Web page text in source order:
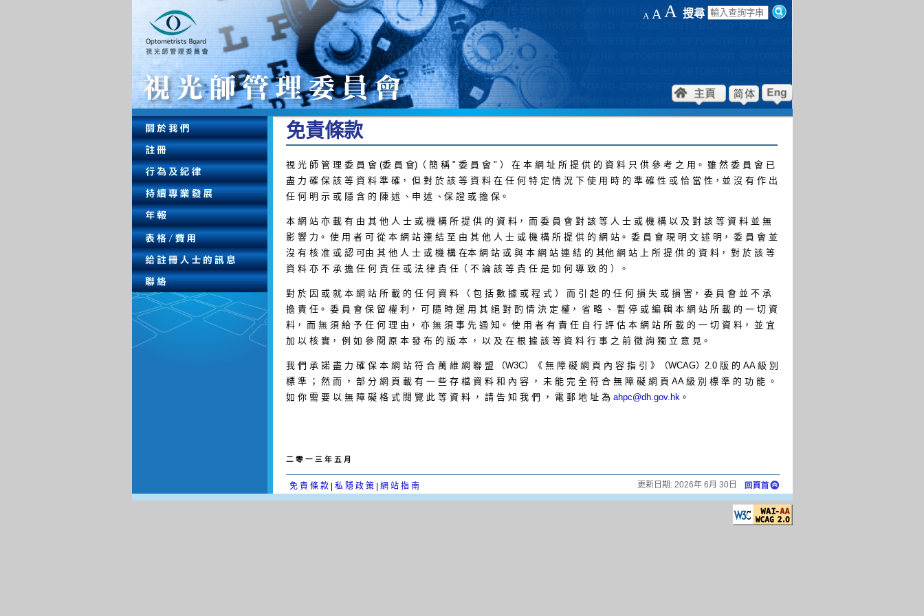
A A A 搜尋
免 責 條 款
視 光 師 管 理 委 員 會 (委 員 會)（ 簡 稱 " 委 員 會 " ） 在 本 網 址 所 提 供 的 資 料 只 供 參 考 之 用。 雖 然 委 員 會 已
盡 力 確 保 該 等 資 料 準 確， 但 對 於 該 等 資 料 在 任 何 特 定 情 況 下 使 用 時 的 準 確 性 或 恰 當 性，並 沒 有 作 出
任 何 明 示 或 隱 含 的 陳 述 、申 述 、保 證 或 擔 保。
本 網 站 亦 載 有 由 其 他 人 士 或 機 構 所 提 供 的 資 料， 而 委 員 會 對 該 等 人 士 或 機 構 以 及 對 該 等 資 料 並 無
影 響 力。 使 用 者 可 從 本 網 站 連 結 至 由 其 他 人 士 或 機 構 所 提 供 的 網 站。 委 員 會 現 明 文 述 明， 委 員 會 並
沒 有 核 准 或 認 可由 其 他 人 士 或 機 構 在本 網 站 或 與 本 網 站 連 結 的 其他 網 站 上 所 提 供 的 資 料， 對 於 該 等
資 料 亦 不 承 擔 任 何 責 任 或 法 律 責 任（ 不 論 該 等 責 任 是 如 何 導 致 的 ）。
對 於 因 或 就 本 網 站 所 載 的 任 何 資 料 （ 包 括 數 據 或 程 式 ） 而 引 起 的 任 何 損 失 或 損 害， 委 員 會 並 不 承
擔 責 任。 委 員 會 保 留 權 利， 可 隨 時 運 用 其 絕 對 酌 情 決 定 權， 省 略 、 暫 停 或 編 輯 本 網 站 所 載 的 一 切 資
料， 而 無 須 給 予 任 何 理 由， 亦 無 須 事 先 通 知。 使 用 者 有 責 任 自 行 評 估 本 網 站 所 載 的 一 切 資 料， 並 宜
加 以 核 實， 例 如 參 閱 原 本 發 布 的 版 本 ， 以 及 在 根 據 該 等 資 料 行 事 之 前 徵 詢 獨 立 意 見。
我 們 承 諾 盡 力 確 保 本 網 站 符 合 萬 維 網 聯 盟 （W3C）《 無 障 礙 網 頁 內 容 指 引 》（WCAG）2.0 版 的 AA 級 別
標 準 ； 然 而 ， 部 分 網 頁 載 有 一 些 存 檔 資 料 和 內 容 ， 未 能 完 全 符 合 無 障 礙 網 頁 AA 級 別 標 準 的 功 能 。
如 你 需 要 以 無 障 礙 格 式 閱 覽 此 等 資 料 ， 請 告 知 我 們 ， 電 郵 地 址 為 ahpc@dh.gov.hk。
二 零 一 三 年 五 月
免 責 條 款| 私 隱 政 策| 網 站 指 南 更新日期: 2026年 6月 30日